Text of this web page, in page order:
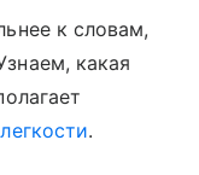
к словам,
какая
легкости.